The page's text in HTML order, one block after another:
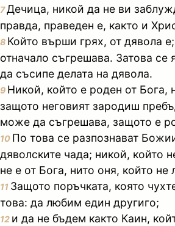
7Дечица, никой да не ви
правда, праведен е, както и
8 Който върши грях, от дявола
отначало съгрешава. Затова
да съсипе делата на дявола.
9 Никой, който е роден от Бога,
защото неговият зародиш
може да съгрешава, защото е
10 По това се разпознават
дяволските чада; никой, който
не е от Бога, нито оня, който не
11 Защото поръчката, която
това: да любим един другиго;
12 и да не бъдем както Каин,